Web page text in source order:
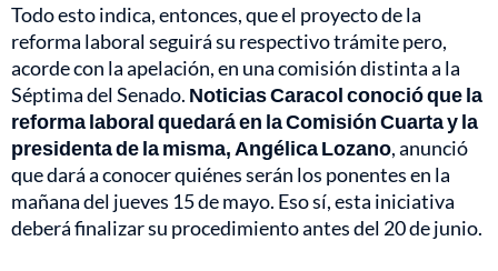
Todo esto indica, entonces, que el proyecto de la
reforma laboral seguirá su respectivo trámite pero,
acorde con la apelación, en una comisión distinta a la
Séptima del Senado. Noticias Caracol conoció que la
reforma laboral quedará en la Comisión Cuarta y la
presidenta de la misma, Angélica Lozano, anunció
que dará a conocer quiénes serán los ponentes en la
mañana del jueves 15 de mayo. Eso sí, esta iniciativa
deberá finalizar su procedimiento antes del 20 de junio.